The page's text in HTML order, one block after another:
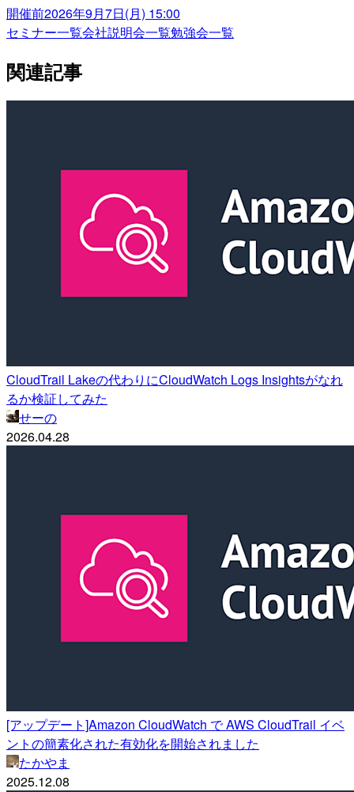
開催前2026年9月7日(月) 15:00
セミナー一覧会社説明会一覧勉強会一覧
関連記事
CloudTrail Lakeの代わりにCloudWatch Logs Insightsがなれ
るか検証してみた
せーの
2026.04.28
[アップデート]Amazon CloudWatch で AWS CloudTrail イベ
ントの簡素化された有効化を開始されました
たかやま
2025.12.08